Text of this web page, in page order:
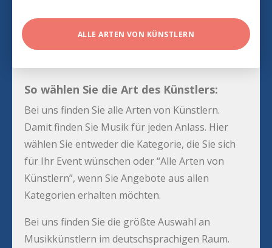
ALLE ARTEN VON KÜNSTLERN
So wählen Sie die Art des Künstlers:
Bei uns finden Sie alle Arten von Künstlern.
Damit finden Sie Musik für jeden Anlass. Hier
wählen Sie entweder die Kategorie, die Sie sich
für Ihr Event wünschen oder “Alle Arten von
Künstlern”, wenn Sie Angebote aus allen
Kategorien erhalten möchten.
Bei uns finden Sie die größte Auswahl an
Musikkünstlern im deutschsprachigen Raum.